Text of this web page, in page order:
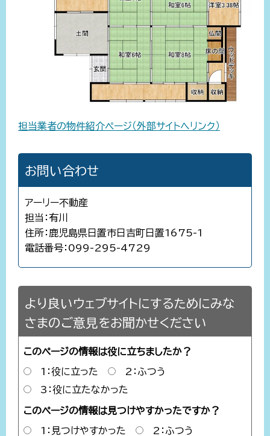
担当業者の物件紹介ページ（外部サイトへリンク）
お問い合わせ
アーリー不動産
担当：有川
住所：鹿児島県日置市日吉町日置1675-1
電話番号：099-295-4729
より良いウェブサイトにするためにみな
さまのご意見をお聞かせください
このページの情報は役に立ちましたか？
1：役に立った
2：ふつう
3：役に立たなかった
このページの情報は見つけやすかったですか？
1：見つけやすかった
2：ふつう